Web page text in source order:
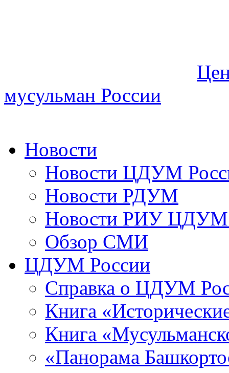
мусульман России
Новости
Новости ЦДУМ
Новости РДУМ
Новости РИУ ЦДУМ
Обзор СМИ
ЦДУМ России
Справка о ЦДУМ
Книга
Книга
«Панорама